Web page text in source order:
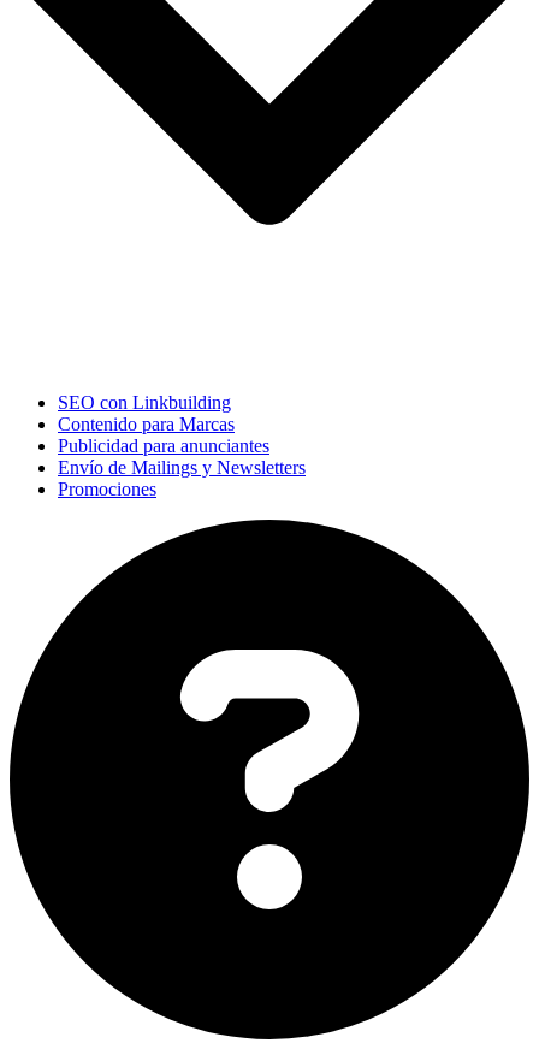
SEO con Linkbuilding
Contenido para Marcas
Publicidad para anunciantes
Envío de Mailings y Newsletters
Promociones